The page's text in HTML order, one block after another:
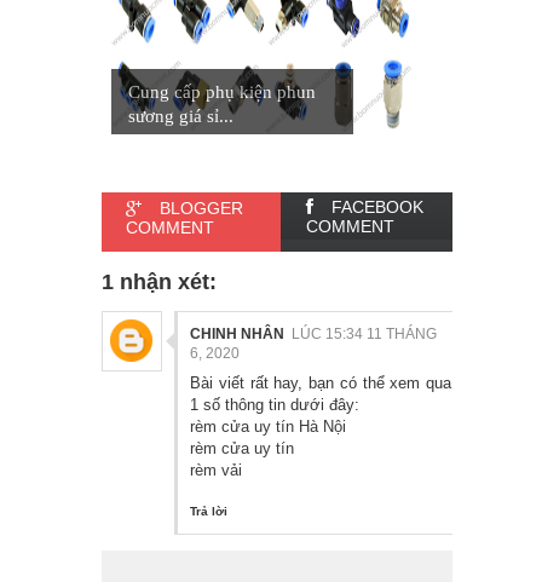
Cung cấp phụ kiện phun
sương giá sỉ...
BLOGGER
COMMENT
FACEBOOK
COMMENT
1 nhận xét:
CHINH NHÂN
LÚC 15:34 11 THÁNG
6, 2020
Bài viết rất hay, bạn có thể xem qua
1 số thông tin dưới đây:
rèm cửa uy tín Hà Nội
rèm cửa uy tín
rèm vải
Trả lời